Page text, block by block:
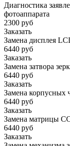
Диагностика
фотоаппарата
2300 руб
Заказать
Замена дисплея
6440 руб
Заказать
Замена затвора
6440 руб
Заказать
Замена корпусных
6440 руб
Заказать
Замена матрицы
6440 руб
Заказать